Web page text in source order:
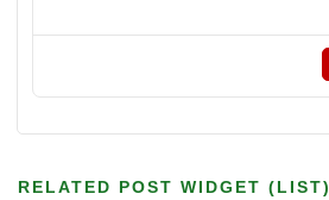
RELATED POST WIDGET (LIST)